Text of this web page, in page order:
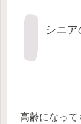
シニ
高齢になって